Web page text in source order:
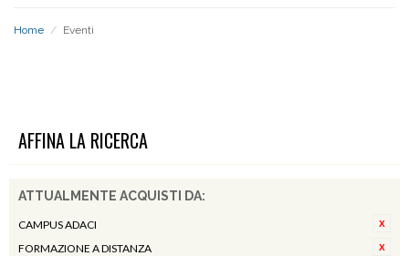
Home / Eventi
AFFINA LA RICERCA
ATTUALMENTE ACQUISTI DA:
CAMPUS ADACI
FORMAZIONE A DISTANZA